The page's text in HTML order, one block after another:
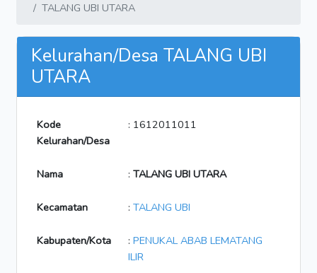
TALANG UBI UTARA
Kelurahan/Desa TALANG UBI
UTARA
Kode
Kelurahan/Desa
: 1612011011
Nama : TALANG UBI UTARA
Kecamatan : TALANG UBI
Kabupaten/Kota : PENUKAL ABAB LEMATANG
ILIR